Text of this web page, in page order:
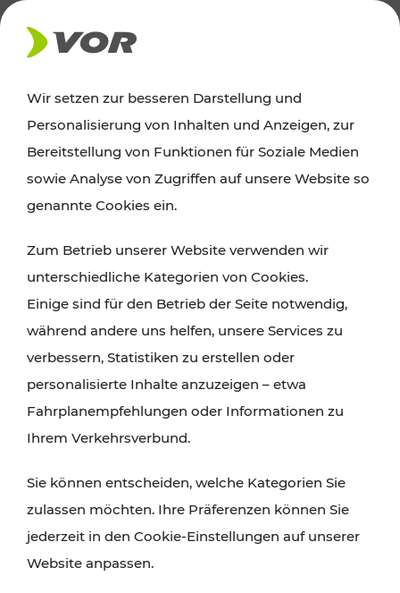
AKTUELLES
News
Alle wichtigen Meldungen zu Fahrplanänderungen,
finden Sie hier im Überblick.
Wir setzen zur besseren Darstellung und
Personalisierung von Inhalten und Anzeigen, zur
Bereitstellung von Funktionen für Soziale Medien
sowie Analyse von Zugriffen auf unsere Website so
genannte Cookies ein.
Zum Betrieb unserer Website verwenden wir
unterschiedliche Kategorien von Cookies.
Einige sind für den Betrieb der Seite notwendig,
während andere uns helfen, unsere Services zu
verbessern, Statistiken zu erstellen oder
personalisierte Inhalte anzuzeigen – etwa
Fahrplanempfehlungen oder Informationen zu
Ihrem Verkehrsverbund.
Sie können entscheiden, welche Kategorien Sie
zulassen möchten. Ihre Präferenzen können Sie
jederzeit in den Cookie-Einstellungen auf unserer
Website anpassen.